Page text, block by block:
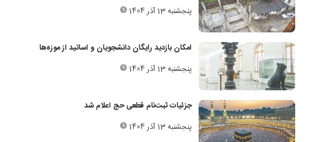
پنجشنبه 13 آذر 1404
امکان بازدید رایگان دانشجویان و اساتید از موزه‌ها
پنجشنبه 13 آذر 1404
جزئیات ثبت‌نام قطعی حج اعلام شد
پنجشنبه 13 آذر 1404